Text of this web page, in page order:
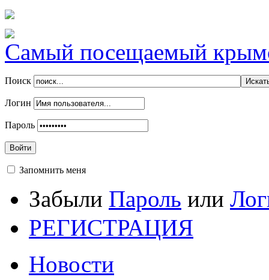
Самый посещаемый
Поиск
Логин
Пароль
Войти
Запомнить меня
Забыли Пароль или
РЕГИСТРАЦИЯ
Новости